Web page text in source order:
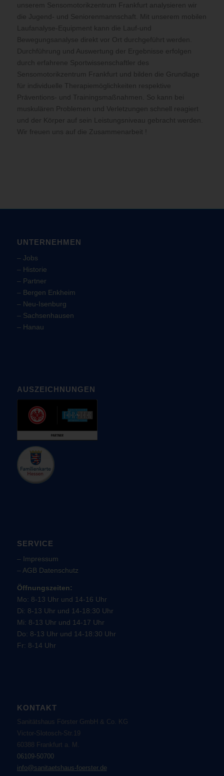
unserem Sensomotorikzentrum Frankfurt analysieren wir
die Jugend- und Seniorenmannschaft. Mit unserem mobilen
Laufanalyse-Equipment kann die Lauf-und
Bewegungsanalyse direkt vor Ort durchgeführt werden.
Durchführung und Auswertung der Ergebnisse erfolgen
durch erfahrene Sportwissenschaftler des
Sensomotorikzentrum Frankfurt und bilden die Grundlage
für individuelle Therapiemöglichkeiten respektive
Präventions- und Trainingsmaßnahmen. So kann bei
muskulären Problemen und Verletzungen schnell reagiert
und der Körper auf sein Leistungsniveau gebracht werden.
Wir freuen uns auf die Zusammenarbeit !
UNTERNEHMEN
– Jobs
– Historie
– Partner
– Bergen Enkheim
– Neu-Isenburg
– Sachsenhausen
– Hanau
AUSZEICHNUNGEN
SERVICE
– Impressum
–AGB Datenschutz
Öffnungszeiten:
Mo: 8-13 Uhr und 14-16 Uhr
Di: 8-13 Uhr und 14-18:30 Uhr
Mi: 8-13 Uhr und 14-17 Uhr
Do: 8-13 Uhr und 14-18:30 Uhr
Fr: 8-14 Uhr
KONTAKT
Sanitätshaus Förster GmbH & Co. KG
Victor-Slotosch-Str.19
60388 Frankfurt a. M.
06109-50700
info@sanitaetshaus-foerster.de